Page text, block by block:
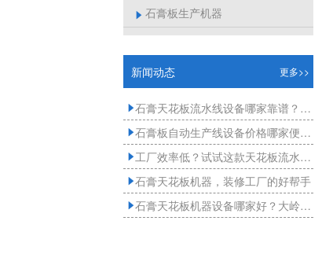
 石膏板生产机器
更多>>
新闻动态
 石膏天花板流水线设备哪家靠谱？山东大岭生产厂家介绍
 石膏板自动生产线设备价格哪家便宜？就来山东大岭
 工厂效率低？试试这款天花板流水线设备，效率翻倍不是梦！
 石膏天花板机器，装修工厂的好帮手
 石膏天花板机器设备哪家好？大岭石膏机械设备告诉您